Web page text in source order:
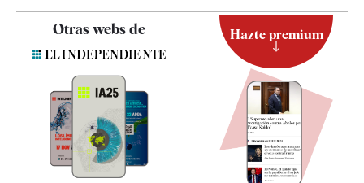
Quiénes somos
Especificaciones
Otras webs de Hazte premium